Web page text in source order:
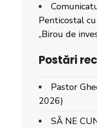
Penticostal
„Birou de
Postări
Pastor
2026)
SĂ NE